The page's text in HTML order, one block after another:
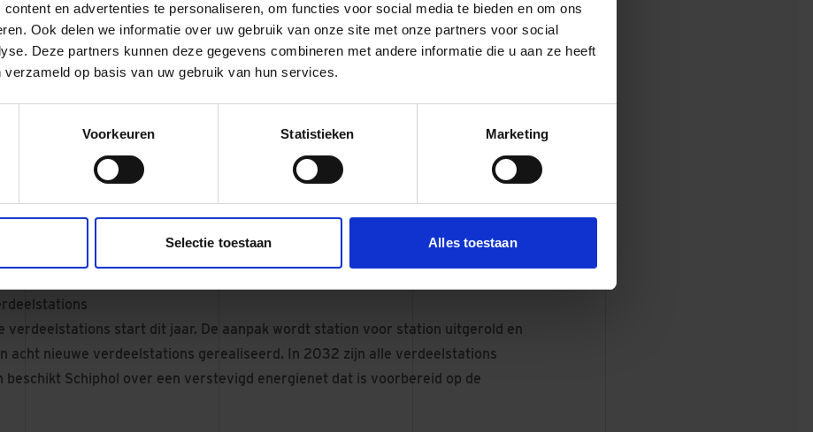
en advertenties te personaliseren, om functies voor social media te bieden en om ons
Ook delen we informatie over uw gebruik van onze site met onze partners voor social
Deze partners kunnen deze gegevens combineren met andere informatie die u aan ze heeft
op basis van uw gebruik van hun services.
Voorkeuren Statistieken Marketing
Selectie toestaan Alles toestaan
en de realisatie van de verdeelstations rekening wordt gehouden met de
aan bij de duurzaamheidsambities van Dura Vermeer. Waar mogelijk wordt
materialen beperkt en gekozen voor duurzamere alternatieven. Ook komt er
verdeelstations start dit jaar. De aanpak wordt station voor station uitgerold en
acht nieuwe verdeelstations gerealiseerd. In 2032 zijn alle verdeelstations
beschikt Schiphol over een verstevigd energienet dat is voorbereid op de